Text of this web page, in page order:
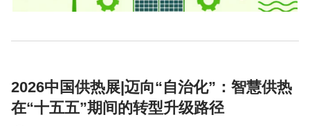
2026中国供热展|迈向“自治化”：智慧供热
在“十五五”期间的转型升级路径